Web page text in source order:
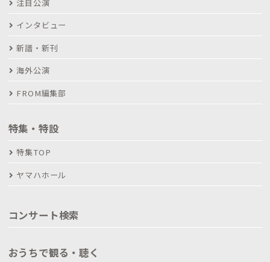
注目公演
インタビュー
新譜・新刊
海外公演
FROM編集部
特集・特設
特集TOP
ヤマハホール
コンサート検索
おうちで観る・聴く